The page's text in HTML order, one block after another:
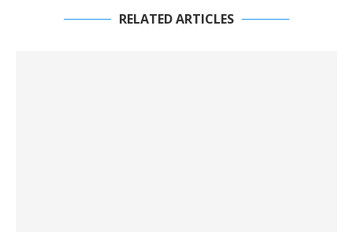
RELATED ARTICLES